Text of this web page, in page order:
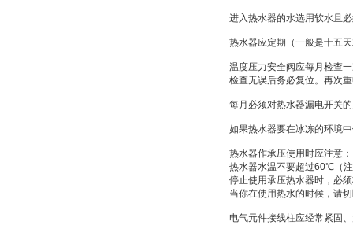
进入热水器的水选用软水且
热水器应定期（一般是十五
温度压力安全阀应每月检查
检查无误后务必复位。再次
每月必须对热水器漏电开关
如果热水器要在冰冻的环境
热水器作承压使用时应注意：
热水器水温不要超过60℃（
停止使用承压热水器时，必
当你在使用热水的时候，请
电气元件接线柱应经常紧固